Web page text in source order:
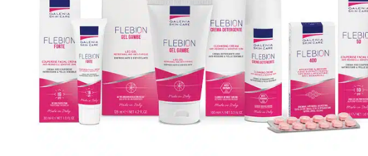
VERA SENSITIVE SPRAY
prodotto 8)
9009-ALOE VERA FORTE SPRAY
(intensità prodotto 13)
VERA SENSITIVE SPRAY
prodotto 8)
9009-ALOE VERA FORTE SPRAY
(intensità prodotto 13)